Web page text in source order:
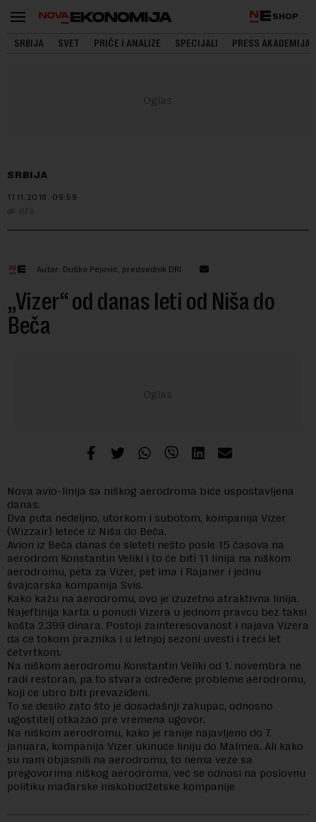
SHOP
SRBIJA SVET PRIČE I ANALIZE SPECIJALI PRESS AKADEMIJA
SRBIJA
17.11.2018. 09:59
RTS
Autor: Duško Pejović, predsednik DRI
„Vizer“ od danas leti od Niša do
Beča
Nova avio-linija sa niškog aerodroma biće uspostavljena
danas.
Dva puta nedeljno, utorkom i subotom, kompanija Vizer
(Wizzair) leteće iz Niša do Beča.
Avion iz Beča danas će sleteti nešto posle 15 časova na
aerodrom Konstantin Veliki i to će biti 11 linija na niškom
aerodromu, peta za Vizer, pet ima i Rajaner i jednu
švajcarska kompanija Svis.
Kako kažu na aerodromu, ovo je izuzetno atraktivna linija.
Najeftinija karta u ponudi Vizera u jednom pravcu bez taksi
košta 2.399 dinara. Postoji zainteresovanost i najava Vizera
da će tokom praznika i u letnjoj sezoni uvesti i treći let
četvrtkom.
Na niškom aerodromu Konstantin Veliki od 1. novembra ne
radi restoran, pa to stvara određene probleme aerodromu,
koji će ubro biti prevaziđeni.
To se desilo zato što je dosadašnji zakupac, odnosno
ugostitelj otkazao pre vremena ugovor.
Na niškom aerodromu, kako je ranije najavljeno do 7.
januara, kompanija Vizer ukinuće liniju do Malmea. Ali kako
su nam objasnili na aerodromu, to nema veze sa
pregovorima niškog aerodroma, već se odnosi na poslovnu
politiku mađarske niskobudžetske kompanije